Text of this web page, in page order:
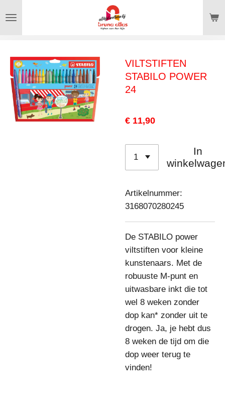
direct
hoofdinhoud
VILTSTIFTEN
STABILO POWER
24
€ 11,90
In
Artikelnummer:
3168070280245
De STABILO power
viltstiften voor kleine
kunstenaars. Met de
robuuste M-punt en
uitwasbare inkt die tot
wel 8 weken zonder
dop kan* zonder uit te
drogen. Ja, je hebt dus
8 weken de tijd om die
dop weer terug te
vinden!